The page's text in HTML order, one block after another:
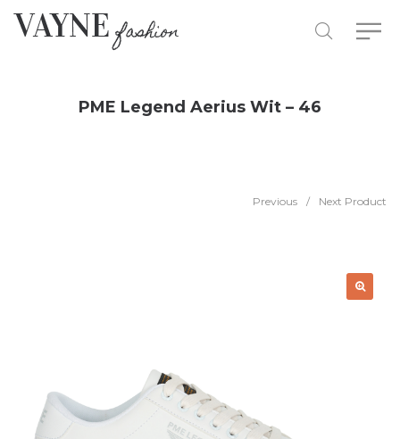
PME Legend Aerius Wit – 46
Previous / Next Product